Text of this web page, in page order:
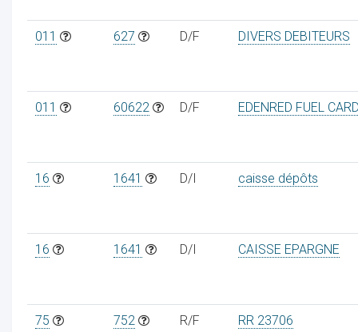
011 627 D/F DIVERS DEBITEURS
011 60622 D/F EDENRED FUEL
16 1641 D/I caisse dépôts
16 1641 D/I CAISSE EPARGNE
75 752 R/F RR 23706